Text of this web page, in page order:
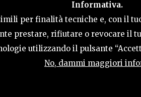
Informativa.
per finalità tecniche e, con il
prestare, rifiutare o revocare il
utilizzando il pulsante
No, dammi maggiori
COSA FARE